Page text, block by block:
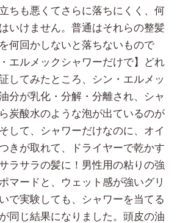
ちも悪くてさらに落ちにくく、何
いけません。普通はそれらの整髪
何回かしないと落ちないもので
エルメックシャワーだけで】どれ
してみたところ、シン・エルメッ
分が乳化・分解・分離され、シャ
炭酸水のような泡が出ているのが
して、シャワーだけなのに、オイ
きが取れて、ドライヤーで乾かす
ラサラの髪に！男性用の粘りの強
マードと、ウェット感が強いグリ
で実験しても、シャワーを当てる
同じ結果になりました。頭皮の油